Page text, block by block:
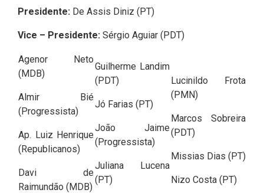
Presidente: De Assis Diniz (PT)
Vice – Presidente: Sérgio Aguiar (PDT)
Agenor Neto
(MDB)
Almir Bié
(Progressista)
Ap. Luiz Henrique
(Republicanos)
Davi de
Raimundão (MDB)
Guilherme Landim
(PDT)
Jó Farias (PT)
João Jaime
(Progressista)
Juliana Lucena
(PT)
Lucinildo Frota
(PMN)
Marcos Sobreira
(PDT)
Missias Dias (PT)
Nizo Costa (PT)